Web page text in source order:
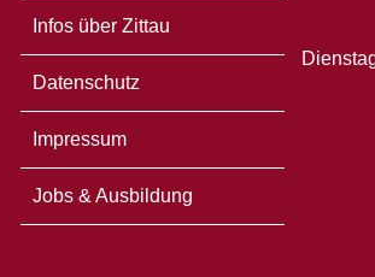
Infos über Zittau
Datenschutz
Impressum
Jobs & Ausbildung